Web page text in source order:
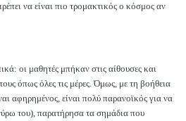
να είναι πιο τρομακτικός ο κόσμος αν
οι μαθητές μπήκαν στις αίθουσες και
όπως όλες τις μέρες. Όμως, με τη βοήθεια
αφηρημένος, είναι πολύ παρανοϊκός για να
του), παρατήρησα τα σημάδια που